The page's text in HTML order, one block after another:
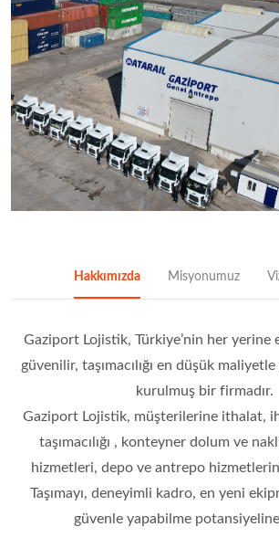
Hakkımızda Misyonumuz
Gaziport Lojistik, Türkiye’nin her yerine
güvenilir, taşımacılığı en düşük
kurulmuş bir firmadır.
Gaziport Lojistik, müşterilerine ithalat,
taşımacılığı , konteyner dolum ve
hizmetleri, depo ve antrepo
Taşımayı, deneyimli kadro, en yeni
güvenle yapabilme